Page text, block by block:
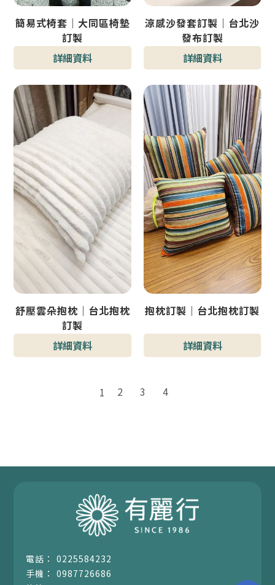
簡易式椅套｜大同區椅墊
訂製
詳細資料
涼感沙發套訂製｜台北沙
發布訂製
詳細資料
舒壓雲朵抱枕｜台北抱枕
訂製
詳細資料
抱枕訂製｜台北抱枕訂製
詳細資料
1 2 3 4
0225584232
0987726686